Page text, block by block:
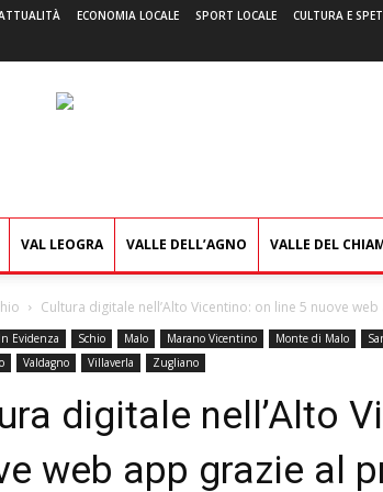
ECONOMIA LOCALE SPORT LOCALE CULTURA E
VAL LEOGRA VALLE DELL’AGNO VALLE DEL
Cultura digitale nell’Alto Vicentino: on line 5 nuove
In Evidenza Schio Malo Marano Vicentino Monte di Malo
Valdagno Villaverla Zugliano
digitale nell’Alto
web app grazie al